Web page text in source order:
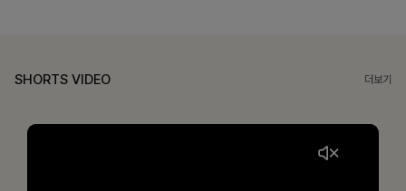
SHORTS VIDEO 더보기